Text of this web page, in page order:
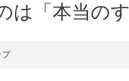
は「本当の
プ